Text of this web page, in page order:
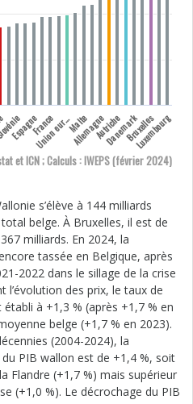
et ICN ; Calculs : IWEPS (février 2024)
EspagneFrance U
n
i
o
n
e
u
r
o
p
é
e
n
n
eMalte
AllemagneAutriche
DanemarkBruxelles
Luxembourg
s’élève à 144 milliards
belge. À Bruxelles, il est de
milliards. En 2024, la
tassée en Belgique, après
2022 dans le sillage de la crise
l’évolution des prix, le taux de
à +1,3 % (après +1,7 % en
belge (+1,7 % en 2023).
(2004-2024), la
PIB wallon est de +1,4 %, soit
Flandre (+1,7 %) mais supérieur
(+1,0 %). Le décrochage du PIB